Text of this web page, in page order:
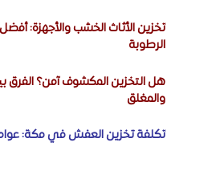
تخزين الأثاث الخشب والأجهزة:
الرطوبة
هل التخزين المكشوف آمن؟ الفرق
والمغلق
تكلفة تخزين العفش في مكة: